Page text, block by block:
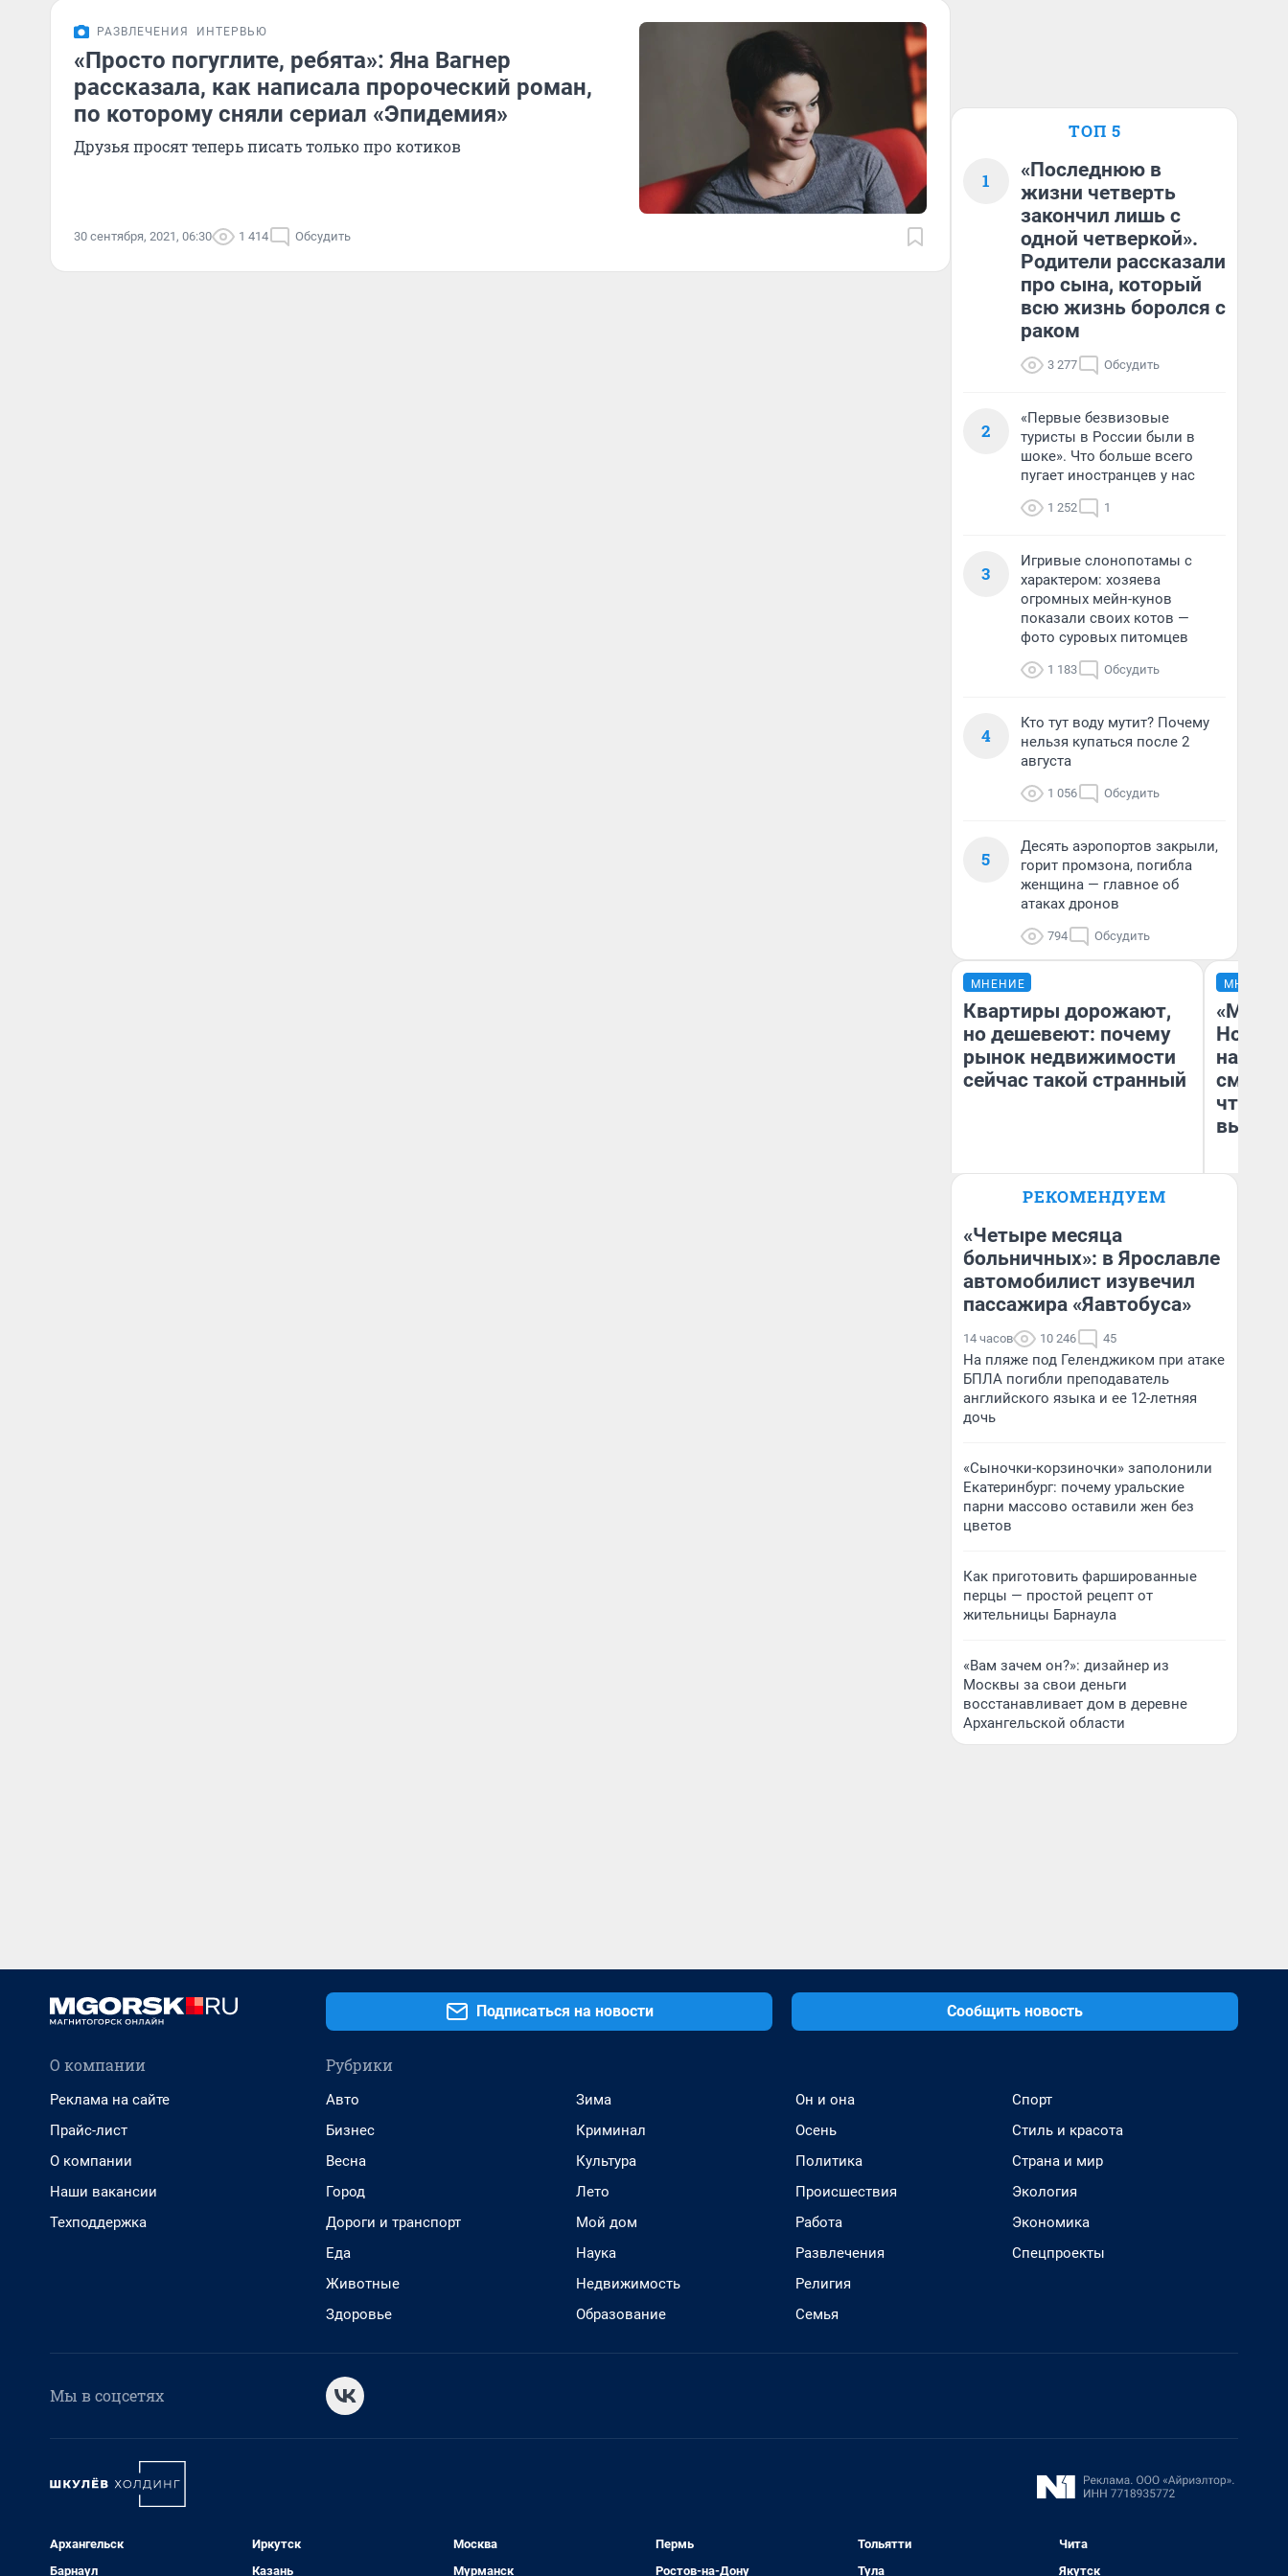
РАЗВЛЕЧЕНИЯ ИНТЕРВЬЮ
«Просто погуглите, ребята»: Яна Вагнер
рассказала, как написала пророческий роман,
по которому сняли сериал «Эпидемия»
Друзья просят теперь писать только про котиков
30 сентября, 2021, 06:30 1 414 Обсудить
ТОП 5
1
«Последнюю в
жизни четверть
закончил лишь с
одной четверкой».
Родители рассказали
про сына, который
всю жизнь боролся с
раком
3 277 Обсудить
2
«Первые безвизовые
туристы в России были в
шоке». Что больше всего
пугает иностранцев у нас
1 252 1
3
Игривые слонопотамы с
характером: хозяева
огромных мейн-кунов
показали своих котов —
фото суровых питомцев
1 183 Обсудить
4
Кто тут воду мутит? Почему
нельзя купаться после 2
августа
1 056 Обсудить
5
Десять аэропортов закрыли,
горит промзона, погибла
женщина — главное об
атаках дронов
794 Обсудить
МНЕНИЕ
Квартиры дорожают,
но дешевеют: почему
рынок недвижимости
сейчас такой странный
Екатерина Торопова
недвижимости
МНЕНИЕ
«Мы
чтобы
РЕКОМЕНДУЕМ
«Четыре месяца
больничных»: в Ярославле
автомобилист изувечил
пассажира «Яавтобуса»
14 часов 10 246 45
На пляже под Геленджиком при атаке
БПЛА погибли преподаватель
английского языка и ее 12-летняя
дочь
«Сыночки-корзиночки» заполонили
Екатеринбург: почему уральские
парни массово оставили жен без
цветов
Как приготовить фаршированные
перцы — простой рецепт от
жительницы Барнаула
«Вам зачем он?»: дизайнер из
Москвы за свои деньги
восстанавливает дом в деревне
Архангельской области
Подписаться на новости Сообщить новость
О компании
Реклама на сайте
Прайс-лист
О компании
Наши вакансии
Техподдержка
Рубрики
Авто
Бизнес
Весна
Город
Дороги и транспорт
Еда
Животные
Здоровье
Зима
Криминал
Культура
Лето
Мой дом
Наука
Недвижимость
Образование
Он и она
Осень
Политика
Происшествия
Работа
Развлечения
Религия
Семья
Спорт
Стиль и красота
Страна и мир
Экология
Экономика
Спецпроекты
Мы в соцсетях
Архангельск
Барнаул
Иркутск
Казань
Москва
Мурманск
Пермь
Ростов-на-Дону
Тольятти
Тула
Чита
Якутск